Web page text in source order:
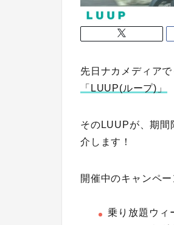
先日ナカメディア
「LUUP(ループ)」
そのLUUPが、期間
介します！
開催中のキャンペー
乗り放題ウィ